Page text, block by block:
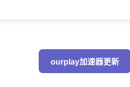
ourplay加速器更新